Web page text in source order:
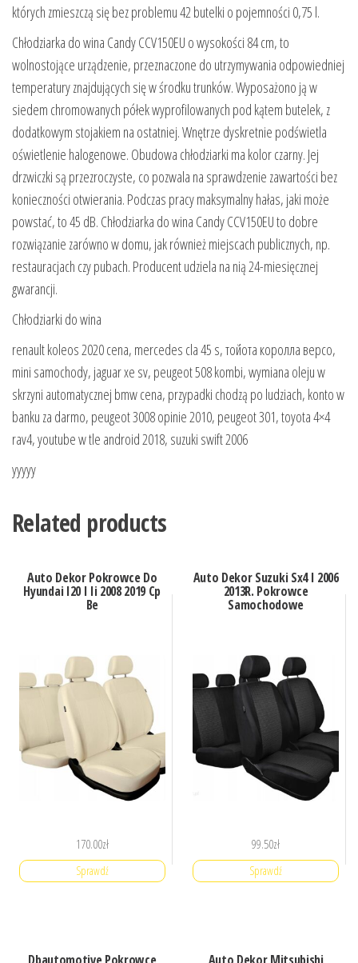
których zmieszczą się bez problemu 42 butelki o pojemności 0,75 l.
Chłodziarka do wina Candy CCV150EU o wysokości 84 cm, to
wolnostojące urządzenie, przeznaczone do utrzymywania odpowiedniej
temperatury znajdujących się w środku trunków. Wyposażono ją w
siedem chromowanych półek wyprofilowanych pod kątem butelek, z
dodatkowym stojakiem na ostatniej. Wnętrze dyskretnie podświetla
oświetlenie halogenowe. Obudowa chłodziarki ma kolor czarny. Jej
drzwiczki są przezroczyste, co pozwala na sprawdzenie zawartości bez
konieczności otwierania. Podczas pracy maksymalny hałas, jaki może
powstać, to 45 dB. Chłodziarka do wina Candy CCV150EU to dobre
rozwiązanie zarówno w domu, jak również miejscach publicznych, np.
restauracjach czy pubach. Producent udziela na nią 24-miesięcznej
gwarancji.
Chłodziarki do wina
renault koleos 2020 cena, mercedes cla 45 s, тойота королла версо,
mini samochody, jaguar xe sv, peugeot 508 kombi, wymiana oleju w
skrzyni automatycznej bmw cena, przypadki chodzą po ludziach, konto w
banku za darmo, peugeot 3008 opinie 2010, peugeot 301, toyota 4×4
rav4, youtube w tle android 2018, suzuki swift 2006
yyyyy
Related products
Auto Dekor Pokrowce Do
Hyundai I20 I Ii 2008 2019 Cp
Be
170.00zł
Sprawdź
Auto Dekor Suzuki Sx4 I 2006
2013R. Pokrowce
Samochodowe
99.50zł
Sprawdź